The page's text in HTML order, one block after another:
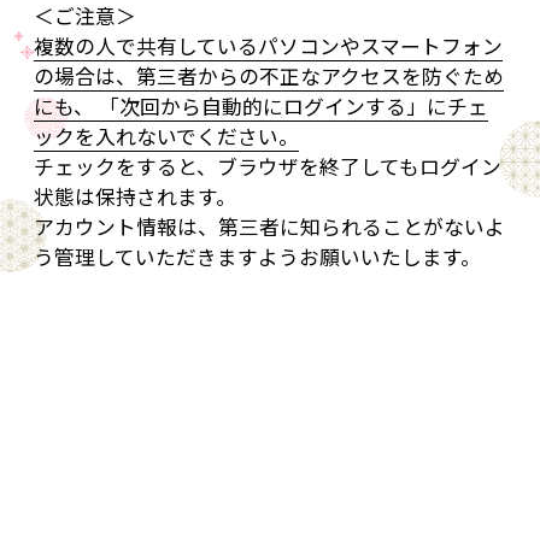
＜ご注意＞
複数の人で共有しているパソコンやスマートフォン
の場合は、第三者からの不正なアクセスを防ぐため
にも、 「次回から自動的にログインする」にチェ
ックを入れないでください。
チェックをすると、ブラウザを終了してもログイン
状態は保持されます。
アカウント情報は、第三者に知られることがないよ
う管理していただきますようお願いいたします。